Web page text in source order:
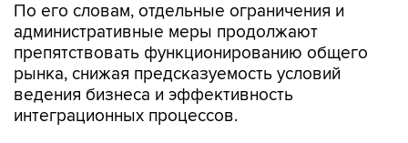
По его словам, отдельные ограничения и
административные меры продолжают
препятствовать функционированию общего
рынка, снижая предсказуемость условий
ведения бизнеса и эффективность
интеграционных процессов.